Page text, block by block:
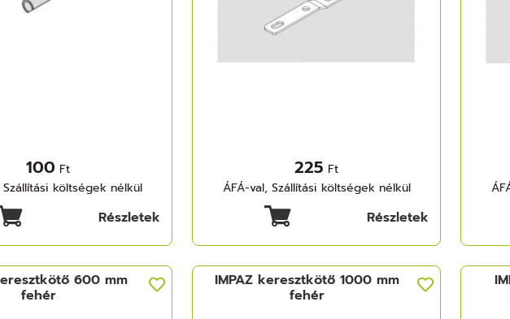
100 Ft
Szállítási költségek nélkül
Részletek
225 Ft
ÁFÁ-val, Szállítási költségek nélkül
Részletek
600 mm
fehér
IMPAZ keresztkötő 1000 mm
fehér